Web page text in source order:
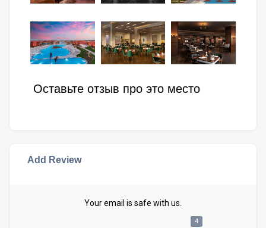
Оставьте отзыв про это место
Add Review
Your email is safe with us.
4